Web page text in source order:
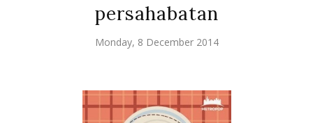
persahabatan
Monday, 8 December 2014